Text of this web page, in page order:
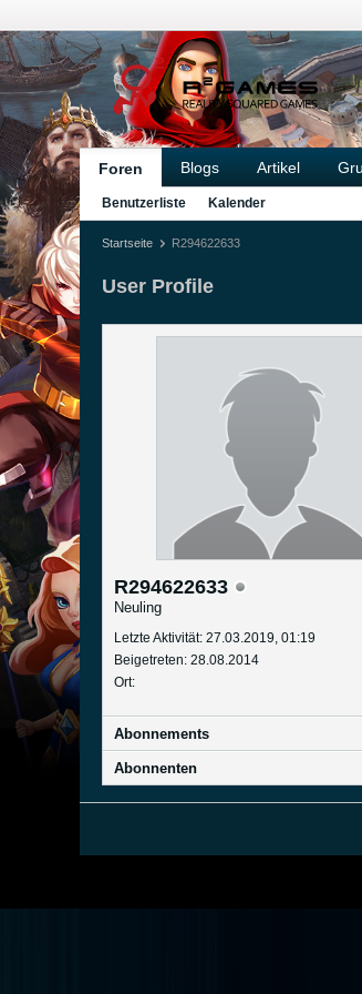
Foren Blogs Artikel
Benutzerliste Kalender
Startseite R294622633
User Profile
R294622633
Neuling
Letzte Aktivität: 27.03.2019, 01:19
Beigetreten: 28.08.2014
Ort:
Abonnements
Abonnenten